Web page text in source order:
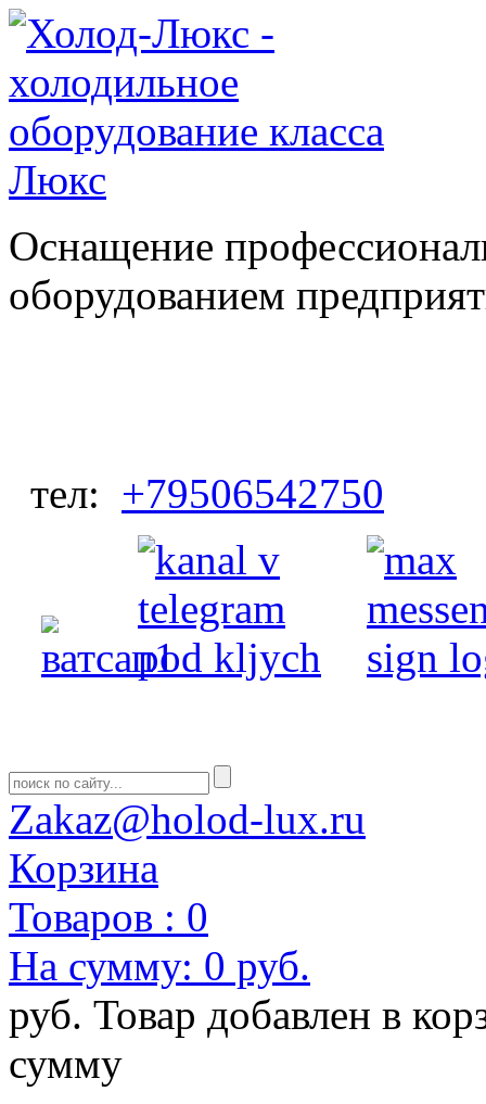
Оснащение
оборудованием
тел: +79506542750
Zakaz@holod-lux.ru
Корзина
Товаров : 0
На сумму: 0 руб.
руб. Товар добавлен в
сумму